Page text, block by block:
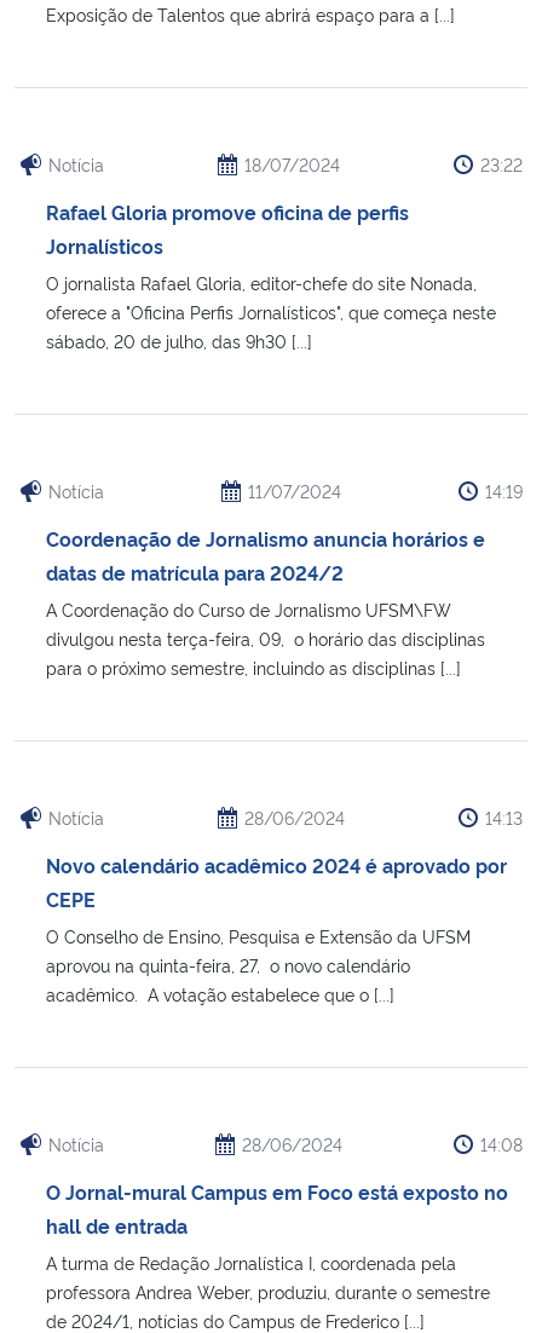
Exposição de Talentos que abrirá espaço para a [...]
Notícia 18/07/2024 23:22
Rafael Gloria promove oficina de perfis
Jornalísticos
O jornalista Rafael Gloria, editor-chefe do site Nonada,
oferece a "Oficina Perfis Jornalísticos", que começa neste
sábado, 20 de julho, das 9h30 [...]
Notícia 11/07/2024 14:19
Coordenação de Jornalismo anuncia horários e
datas de matrícula para 2024/2
A Coordenação do Curso de Jornalismo UFSM\FW
divulgou nesta terça-feira, 09, o horário das disciplinas
para o próximo semestre, incluindo as disciplinas [...]
Notícia 28/06/2024 14:13
Novo calendário acadêmico 2024 é aprovado por
CEPE
O Conselho de Ensino, Pesquisa e Extensão da UFSM
aprovou na quinta-feira, 27, o novo calendário
acadêmico. A votação estabelece que o [...]
Notícia 28/06/2024 14:08
O Jornal-mural Campus em Foco está exposto no
hall de entrada
A turma de Redação Jornalística I, coordenada pela
professora Andrea Weber, produziu, durante o semestre
de 2024/1, notícias do Campus de Frederico [...]